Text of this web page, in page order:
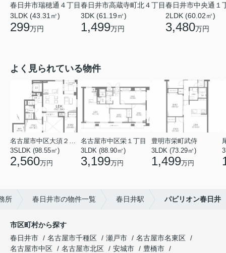
春日井市瑞穂通４丁目
3LDK (43.31㎡)
299万円
春日井市高蔵寺町北４丁目
3DK (61.19㎡)
1,499万円
春日井市中央通１
2LDK (60.02㎡)
3,480万円
よく見られている物件
3SLDK (98.55㎡)
2,560万円
名古屋市中区栄１丁目
3LDK (88.90㎡)
3,199万円
豊明市栄町武侍
3LDK (73.29㎡)
1,499万円
所 春日井市の物件一覧 春日井駅 パビリオン春日井
市区町村から探す
春日井市
名古屋市千種区 瀬戸市
名古屋市名東区
名古屋市中区
名古屋市北区 安城市
豊橋市